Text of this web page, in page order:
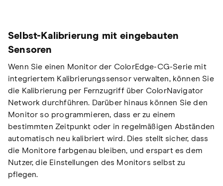
Selbst-Kalibrierung mit eingebauten
Sensoren
Wenn Sie einen Monitor der ColorEdge-CG-Serie mit
integriertem Kalibrierungssensor verwalten, können Sie
die Kalibrierung per Fernzugriff über ColorNavigator
Network durchführen. Darüber hinaus können Sie den
Monitor so programmieren, dass er zu einem
bestimmten Zeitpunkt oder in regelmäßigen Abständen
automatisch neu kalibriert wird. Dies stellt sicher, dass
die Monitore farbgenau bleiben, und erspart es dem
Nutzer, die Einstellungen des Monitors selbst zu
pflegen.